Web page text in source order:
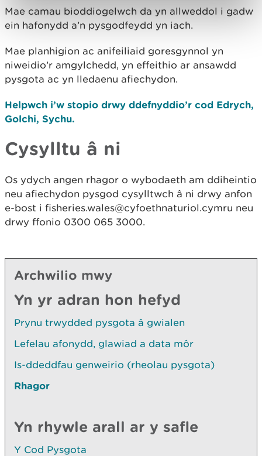
Mae camau bioddiogelwch da yn allweddol i gadw
ein hafonydd a’n pysgodfeydd yn iach.
Mae planhigion ac anifeiliaid goresgynnol yn
niweidio’r amgylchedd, yn effeithio ar ansawdd
pysgota ac yn lledaenu afiechydon.
Helpwch i’w stopio drwy ddefnyddio’r cod Edrych,
Golchi, Sychu.
Cysylltu â ni
Os ydych angen rhagor o wybodaeth am ddiheintio
neu afiechydon pysgod cysylltwch â ni drwy anfon
e-bost i fisheries.wales@cyfoethnaturiol.cymru neu
drwy ffonio 0300 065 3000.
Archwilio mwy
Yn yr adran hon hefyd
Prynu trwydded pysgota â gwialen
Lefelau afonydd, glawiad a data môr
Is-ddeddfau genweirio (rheolau pysgota)
Rhagor
Yn rhywle arall ar y safle
Y Cod Pysgota